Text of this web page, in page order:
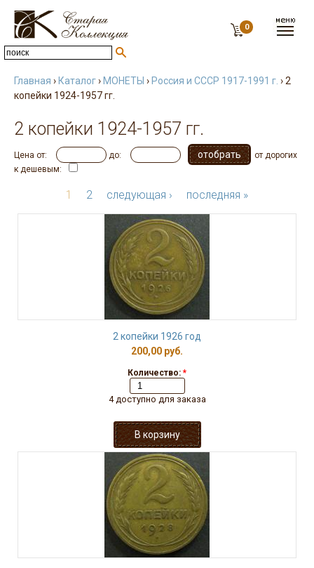
0
Главная › Каталог› МОНЕТЫ › Россия и СССР 1917-1991 г. › 2
копейки 1924-1957 гг.
2 копейки 1924-1957 гг.
Цена от: до:
от дорогих
к дешевым:
1 2 следующая › последняя »
2 копейки 1926 год
200,00 руб.
Количество: *
4 доступно для заказа